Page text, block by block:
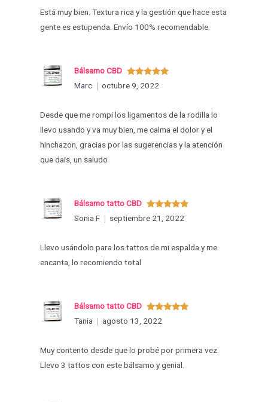
Está muy bien. Textura rica y la gestión que hace esta
gente es estupenda. Envío 100% recomendable.
Valorado
con5de 5
Bálsamo CBD
Marc
octubre 9, 2022
Desde que me rompi los ligamentos de la rodilla lo
llevo usando y va muy bien, me calma el dolor y el
hinchazon, gracias por las sugerencias y la atención
que dais, un saludo
Valorado
con 5de 5
Bálsamo tatto CBD
Sonia F
septiembre 21, 2022
Llevo usándolo para los tattos de mi espalda y me
encanta, lo recomiendo total
Valorado
con
Bálsamo tatto CBD
Tania
agosto 13, 2022
Muy contento desde que lo probé por primera vez.
Llevo 3 tattos con este bálsamo y genial.